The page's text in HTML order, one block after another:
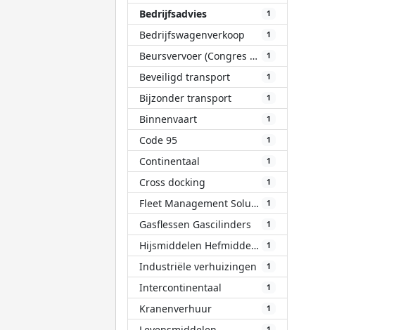
Bedrijfsadvies 1
Bedrijfswagenverkoop 1
Beursvervoer (Congres Evenement) 1
Beveiligd transport 1
Bijzonder transport 1
Binnenvaart 1
Code 95 1
Continentaal 1
Cross docking 1
Fleet Management Solutions (FMS) 1
Gasflessen Gascilinders 1
Hijsmiddelen Hefmiddelen 1
Industriële verhuizingen 1
Intercontinentaal 1
Kranenverhuur 1